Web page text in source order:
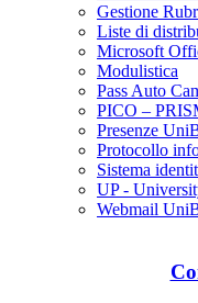
Gestione
Liste di
Microsoft
Modulistica
Pass Auto
PICO –
Presenze
Protocollo
Sistema
UP -
Webmail